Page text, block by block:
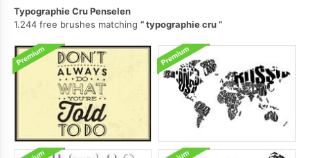
Typographie Cru Penselen
1.244 free brushes matching
typographie cru